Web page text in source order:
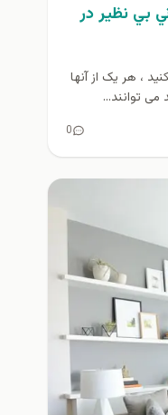
بي نظير در
، هر یک از آنها
می توانند...
0